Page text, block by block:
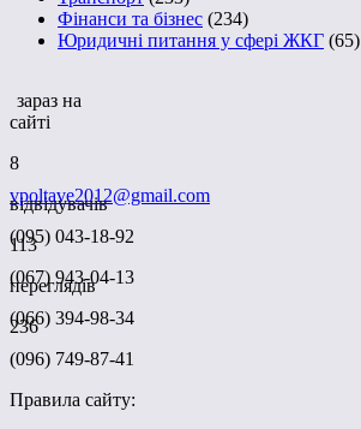
Фінанси та бізнес (234)
Юридичні питання у сфері ЖКГ (65)
зараз на
сайті
8
відвідувачів
113
переглядів
236
vpoltave2012@gmail.com
(095) 043-18-92
(067) 943-04-13
(066) 394-98-34
(096) 749-87-41
Правила сайту: